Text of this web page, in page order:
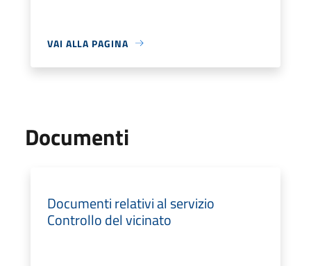
VAI ALLA PAGINA
Documenti
Documenti relativi al servizio
Controllo del vicinato